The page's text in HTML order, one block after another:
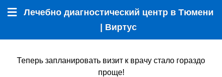
Лечебно диагностический центр в Тюмени
| Виртус
Теперь запланировать визит к врачу стало гораздо
проще!